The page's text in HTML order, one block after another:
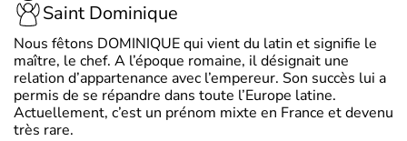
Saint Dominique
Nous fêtons DOMINIQUE qui vient du latin et signifie le
maître, le chef. A l’époque romaine, il désignait une
relation d’appartenance avec l’empereur. Son succès lui a
permis de se répandre dans toute l’Europe latine.
Actuellement, c’est un prénom mixte en France et devenu
très rare.